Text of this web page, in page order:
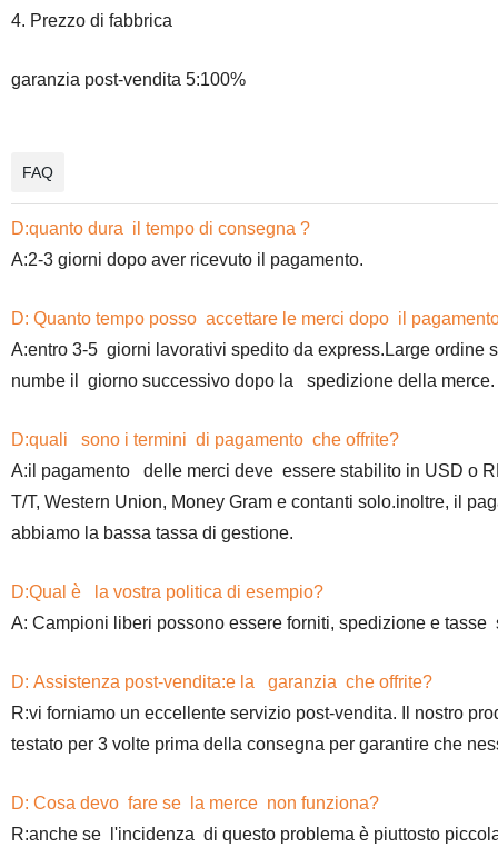
4. Prezzo di fabbrica
garanzia post-vendita 5:100%
FAQ
D:quanto dura il tempo di consegna ?
A:2-3 giorni dopo aver ricevuto il pagamento.
D: Quanto tempo posso accettare le merci dopo il
A:entro 3-5 giorni lavorativi spedito da express.Large ordine
numbe il giorno successivo dopo la spedizione della
D:quali sono i termini di pagamento che offrite?
A:il pagamento delle merci deve essere stabilito in USD o
T/T, Western Union, Money Gram e contanti solo.inoltre, il
abbiamo la bassa tassa di gestione.
D:Qual è la vostra politica di esempio?
A: Campioni liberi possono essere forniti, spedizione e
D: Assistenza post-vendita:e la garanzia che offrite?
R:vi forniamo un eccellente servizio post-vendita. Il nostro
testato per 3 volte prima della consegna per garantire che
D: Cosa devo fare se la merce non funziona?
R:anche se l'incidenza di questo problema è piuttosto